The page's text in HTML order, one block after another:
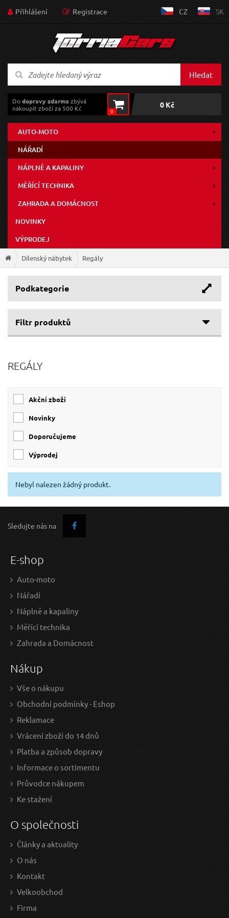
Přihlášení Registrace CZ SK
Hledat
Dodopravy zdarma zbývá
nakoupit zboží za 500 Kč
0
0 Kč
AUTO-MOTO
NÁŘADÍ
NÁPLNĚ A KAPALINY
MĚŘÍCÍ TECHNIKA
ZAHRADA A DOMÁCNOST
NOVINKY
VÝPRODEJ
Dílenský nábytek Regály
Podkategorie
Filtr produktů
REGÁLY
Akční zboží
Novinky
Doporučujeme
Výprodej
Nebyl nalezen žádný produkt.
Sledujte nás na
E-shop
Auto-moto
Nářadí
Náplně a kapaliny
Měřící technika
Zahrada a Domácnost
Nákup
Vše o nákupu
Obchodní podmínky - Eshop
Reklamace
Vrácení zboží do 14 dnů
Platba a způsob dopravy
Informace o sortimentu
Průvodce nákupem
Ke stažení
O společnosti
Články a aktuality
O nás
Kontakt
Velkoobchod
Firma